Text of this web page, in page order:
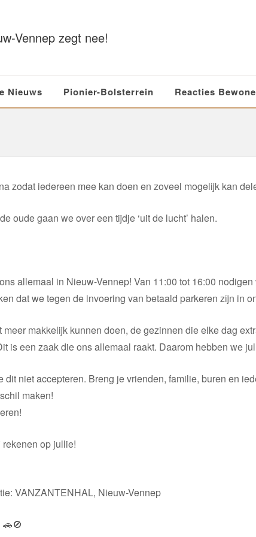
Nieuws Pionier-Bolsterrein Reacties
zodat iedereen mee kan doen en zoveel mogelijk kan
oude gaan we over een tijdje ‘uit de lucht’ halen.
allemaal in Nieuw-Vennep! Van 11:00 tot 16:00
dat we tegen de invoering van betaald parkeren zijn in
makkelijk kunnen doen, de gezinnen die elke dag
is een zaak die ons allemaal raakt. Daarom hebben we
niet accepteren. Breng je vrienden, familie, buren en
maken!
op jullie!
VANZANTENHAL, Nieuw-Vennep